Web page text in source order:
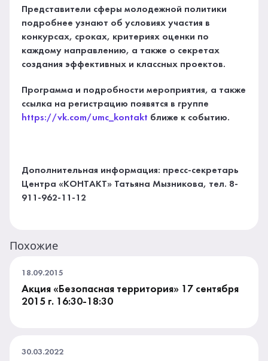
Представители сферы молодежной политики
подробнее узнают об условиях участия в
конкурсах, сроках, критериях оценки по
каждому направлению, а также о секретах
создания эффективных и классных проектов.
Программа и подробности мероприятия, а также
ссылка на регистрацию появятся в группе
https://vk.com/umc_kontakt ближе к событию.
Дополнительная информация: пресс-секретарь
Центра «КОНТАКТ» Татьяна Мызникова, тел. 8-
911-962-11-12
Похожие
18.09.2015
Акция «Безопасная территория» 17 сентября
2015 г. 16:30-18:30
30.03.2022